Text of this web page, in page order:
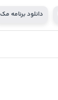
دانلود برنامه مک